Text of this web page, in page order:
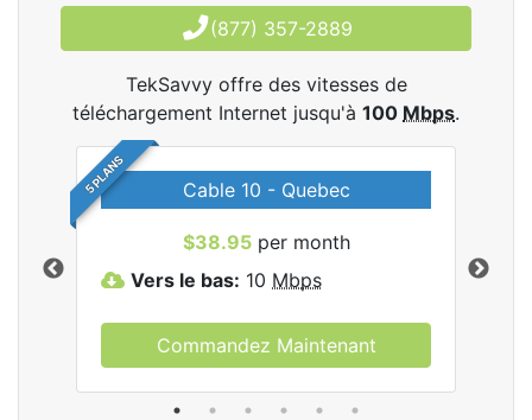
(877) 357-2889
TekSavvy offre des vitesses de
téléchargement Internet jusqu'à 100 Mbps.
5 PLANS Cable 10 - Quebec
$38.95per month
Vers le bas: 10 Mbps
Commandez Maintenant